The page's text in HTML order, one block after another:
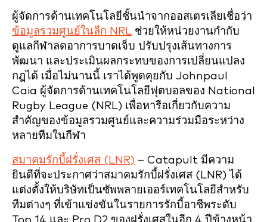
ผู้จัดการด้านเทคโนโลยีชั้นนำจากออสเตรเลียเชื่อว่า
ข้อมูลรวมศูนย์ในลีก NRL ช่วยให้หน่วยงานกำกับ
ดูแลกีฬาลดอาการบาดเจ็บ ปรับปรุงเส้นทางการ
พัฒนา และประเมินผลกระทบของการเปลี่ยนแปลง
กฎได้ เมื่อไม่นานนี้ เราได้พูดคุยกับ Johnpaul
Caia ผู้จัดการด้านเทคโนโลยีฟุตบอลของ National
Rugby League (NRL) เพื่อหารือเกี่ยวกับความ
สำคัญของข้อมูลรวมศูนย์และความร่วมมือระหว่าง
หลายทีมในกีฬา
สมาคมรักบี้ฝรั่งเศส (LNR) – Catapult มีความ
ยินดีที่จะประกาศว่าสมาคมรักบี้ฝรั่งเศส (LNR) ได้
แต่งตั้งให้บริษัทเป็นซัพพลายเออร์เทคโนโลยีสำหรับ
ทีมต่างๆ ที่เข้าแข่งขันในรายการรักบี้อาชีพระดับ